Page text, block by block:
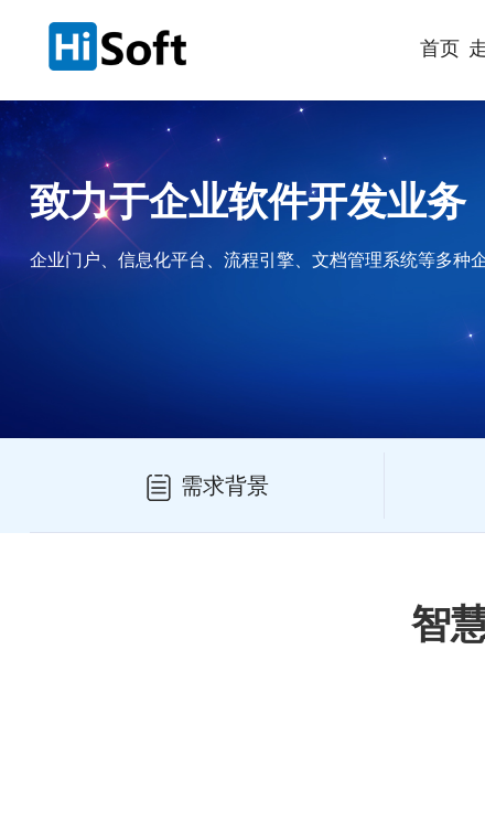
首页
致力于企业软件开发业务
企业门户、信息化平台、流程引擎、文档管理系统等多种
需求背景
智